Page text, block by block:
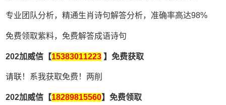
专业团队分析，精通生肖诗句解答分析，准确率高达98%
免费领取紫料，免费解答成语诗句
202加威信【15383011223 】免费获取
请联！系我获取免费！两削
202加威信【18289815560】免费领取